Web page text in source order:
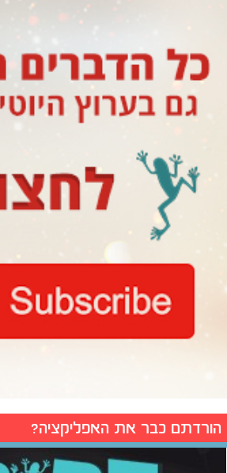
הורדתם כבר את האפליקציה?